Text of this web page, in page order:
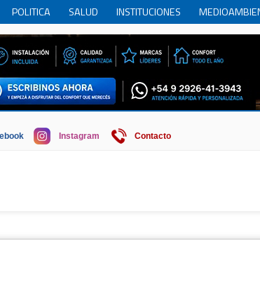
POLITICA SALUD INSTITUCIONES
REGION SOCIEDAD ECONOMIA HISTORIA
Instagram Contacto